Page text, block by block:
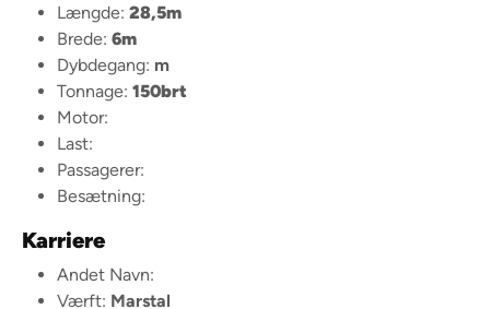
Længde: 28,5m
Brede: 6m
Dybdegang: m
Tonnage: 150brt
Motor:
Last:
Passagerer:
Besætning:
Karriere
Andet Navn:
Værft: Marstal